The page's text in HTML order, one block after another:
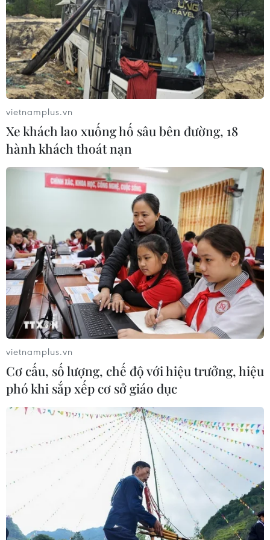
EU và Việt Nam “cam kết” thúc đẩy hợp
tác thương mại về sản phẩm gỗ có nguồn
Hiệp định VPA/FLEGT nhằm thúc đẩy thương mại các
sản phẩm gỗ có nguồn gốc từ các khu vực rừng được
quản lý bền vững và được khai thác tuân thủ theo luật
pháp của quốc gia khai thác.
Bộ Nông nghiệp và Môi trường cần làm gì
để đạt mục tiêu tăng trưởng hai con số?
vietnamplus.vn
Xe khách lao xuống hố sâu bên đường, 18
hành khách thoát nạn
vietnamplus.vn
Cơ cấu, số lượng, chế độ với hiệu trưởng, hiệu
phó khi sắp xếp cơ sở giáo dục